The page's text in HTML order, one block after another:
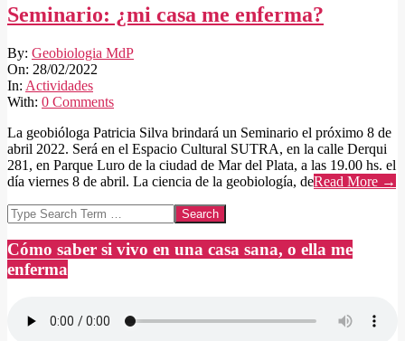
Seminario: ¿mi casa me enferma?
2022-
02-
28
By: Geobiologia MdP
On: 28/02/2022
In: Actividades
With: 0 Comments
La geobióloga Patricia Silva brindará un Seminario el próximo 8 de
abril 2022. Será en el Espacio Cultural SUTRA, en la calle Derqui
281, en Parque Luro de la ciudad de Mar del Plata, a las 19.00 hs. el
día viernes 8 de abril. La ciencia de la geobiología, deRead More →
Search
Cómo saber si vivo en una casa sana, o ella me
enferma